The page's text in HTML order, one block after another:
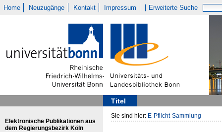
Home Neuzugänge Kontakt Impressum Erweiterte Suche
Titel
Elektronische Publikationen aus
dem Regierungsbezirk Köln
Sie sind hier: E-Pflicht-Sammlung